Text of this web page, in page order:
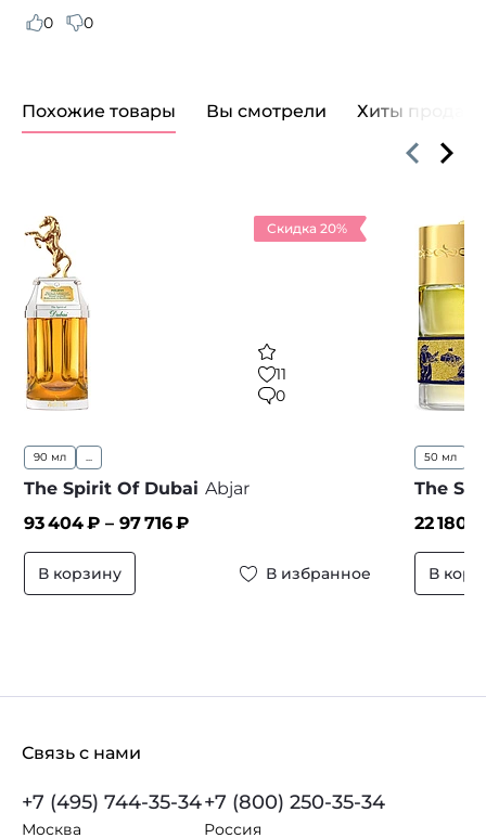
0
0
Похожие товары Вы смотрели Хиты продаж
Скидка 20%
11
0
90 мл
The Spirit Of Dubai Abjar
93 404₽ – 97 716₽
В корзину В избранное
50 мл
The
22 180
В
Связь с нами
+7 (495) 744-35-34
Москва
+7 (800) 250-35-34
Россия